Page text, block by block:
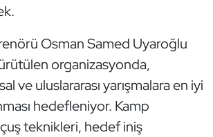
Osman Samed Uyaroğlu
organizasyonda,
ve uluslararası yarışmalara en iyi
hedefleniyor. Kamp
teknikleri, hedef iniş